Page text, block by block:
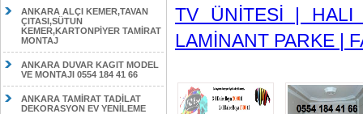
ANKARA ALÇI KEMER,TAVAN
ÇITASI,SÜTUN
KEMER,KARTONPİYER TAMİRAT
MONTAJ
ANKARA DUVAR KAGIT MODEL
VE MONTAJI 0554 184 41 66
ANKARA TAMİRAT TADİLAT
DEKORASYON EV YENİLEME
TV ÜNİTESİ | HALI
LAMİNANT PARKE |